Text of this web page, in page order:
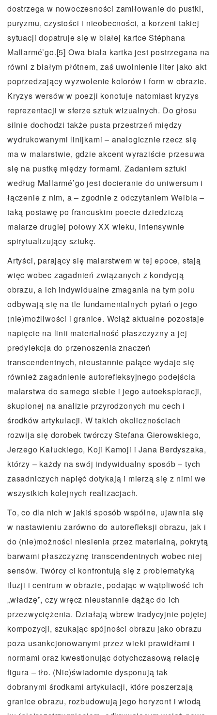
dostrzega w nowoczesności zamiłowanie do pustki,
puryzmu, czystości i nieobecności, a korzeni takiej
sytuacji dopatruje się w białej kartce Stéphana
Mallarmé’go.[5] Owa biała kartka jest postrzegana na
równi z białym płótnem, zaś uwolnienie liter jako akt
poprzedzający wyzwolenie kolorów i form w obrazie.
Kryzys wersów w poezji konotuje natomiast kryzys
reprezentacji w sferze sztuk wizualnych. Do głosu
silnie dochodzi także pusta przestrzeń między
wydrukowanymi linijkami – analogicznie rzecz się
ma w malarstwie, gdzie akcent wyraziście przesuwa
się na pustkę między formami. Zadaniem sztuki
według Mallarmé’go jest docieranie do uniwersum i
łączenie z nim, a – zgodnie z odczytaniem Weibla –
taką postawę po francuskim poecie dziedziczą
malarze drugiej połowy XX wieku, intensywnie
spirytualizujący sztukę.
Artyści, parający się malarstwem w tej epoce, stają
więc wobec zagadnień związanych z kondycją
obrazu, a ich indywidualne zmagania na tym polu
odbywają się na tle fundamentalnych pytań o jego
(nie)możliwości i granice. Wciąż aktualne pozostaje
napięcie na linii materialność płaszczyzny a jej
predylekcja do przenoszenia znaczeń
transcendentnych, nieustannie palące wydaje się
również zagadnienie autorefleksyjnego podejścia
malarstwa do samego siebie i jego autoeksploracji,
skupionej na analizie przyrodzonych mu cech i
środków artykulacji. W takich okolicznościach
rozwija się dorobek twórczy Stefana Gierowskiego,
Jerzego Kałuckiego, Koji Kamoji i Jana Berdyszaka,
którzy – każdy na swój indywidualny sposób – tych
zasadniczych napięć dotykają i mierzą się z nimi we
wszystkich kolejnych realizacjach.
To, co dla nich w jakiś sposób wspólne, ujawnia się
w nastawieniu zarówno do autorefleksji obrazu, jak i
do (nie)możności niesienia przez materialną, pokrytą
barwami płaszczyznę transcendentnych wobec niej
sensów. Twórcy ci konfrontują się z problematyką
iluzji i centrum w obrazie, podając w wątpliwość ich
„władzę”, czy wręcz nieustannie dążąc do ich
przezwyciężenia. Działają wbrew tradycyjnie pojętej
kompozycji, szukając spójności obrazu jako obrazu
poza usankcjonowanymi przez wieki prawidłami i
normami oraz kwestionując dotychczasową relację
figura – tło. (Nie)świadomie dysponują tak
dobranymi środkami artykulacji, które poszerzają
granice obrazu, rozbudowują jego horyzont i wiodą